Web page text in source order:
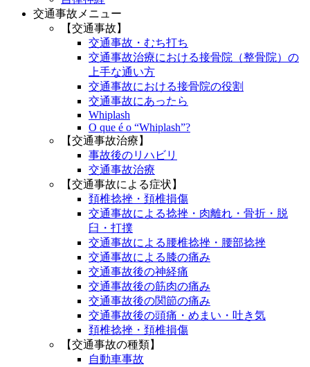
交通事故メニュー
【交通事故】
交通事故・むち打ち
交通事故治療における接骨院（整骨院）の
上手な通い方
交通事故における接骨院の役割
交通事故にあったら
Whiplash
O que é o “Whiplash”?
【交通事故治療】
事故後のリハビリ
交通事故治療
【交通事故による症状】
頚椎捻挫・頚椎損傷
交通事故による捻挫・肉離れ・骨折・脱
臼・打撲
交通事故による腰椎捻挫・腰部捻挫
交通事故による膝の痛み
交通事故後の神経痛
交通事故後の筋肉の痛み
交通事故後の関節の痛み
交通事故後の頭痛・めまい・吐き気
頚椎捻挫・頚椎損傷
【交通事故の種類】
自動車事故